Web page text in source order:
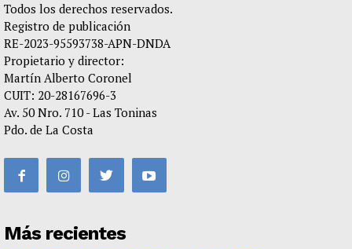
Todos los derechos reservados.
Registro de publicación
RE-2023-95593738-APN-DNDA
Propietario y director:
Martín Alberto Coronel
CUIT: 20-28167696-3
Av. 50 Nro. 710 - Las Toninas
Pdo. de La Costa
Más recientes